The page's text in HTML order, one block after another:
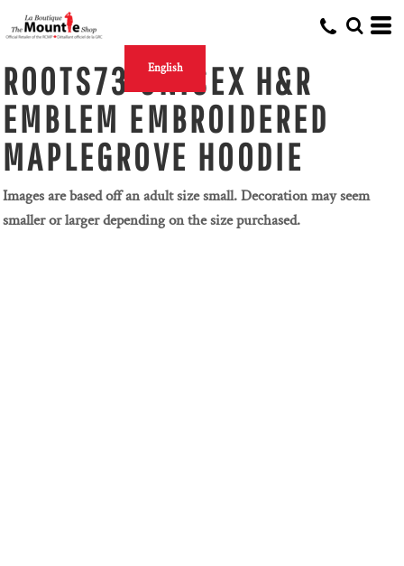
English
ROOTS73 UNISEX H&R
EMBLEM EMBROIDERED
MAPLEGROVE HOODIE
Images are based off an adult size small. Decoration may seem
smaller or larger depending on the size purchased.